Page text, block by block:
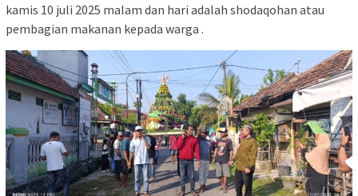
kamis 10 juli 2025 malam dan hari adalah shodaqohan atau
pembagian makanan kepada warga .